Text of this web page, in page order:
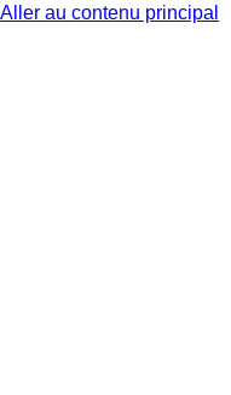
Aller au contenu principal